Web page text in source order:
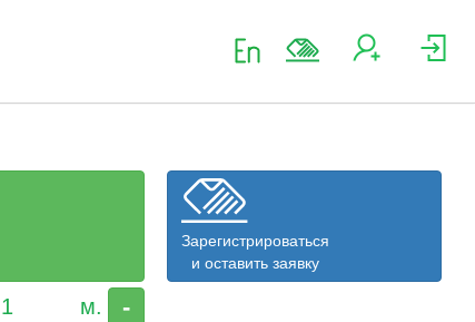
-
Зарегистрироваться
и оставить заявку